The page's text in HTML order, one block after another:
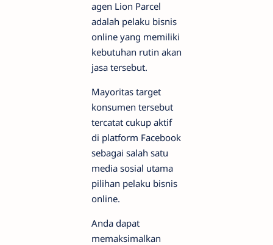
agen Lion Parcel
adalah pelaku bisnis
online yang memiliki
kebutuhan rutin akan
jasa tersebut.
Mayoritas target
konsumen tersebut
tercatat cukup aktif
di platform Facebook
sebagai salah satu
media sosial utama
pilihan pelaku bisnis
online.
Anda dapat
memaksimalkan